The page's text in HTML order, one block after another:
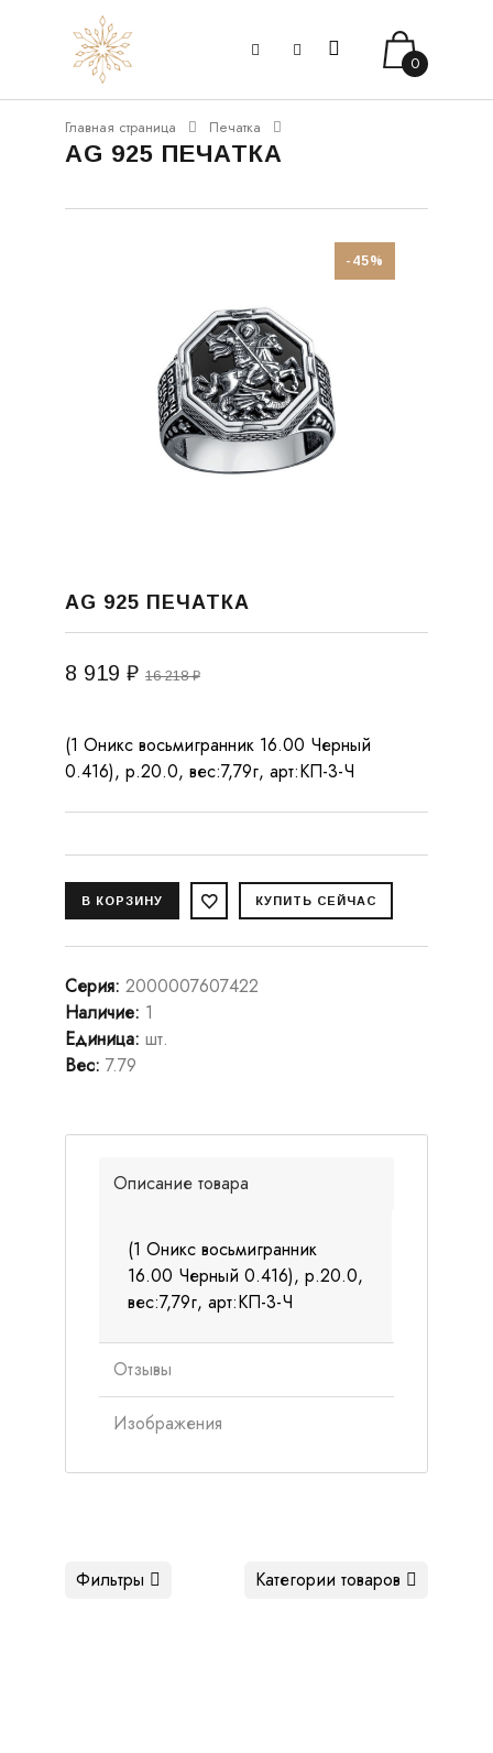
0
Главная страница Печатка
AG 925 ПЕЧАТКА
-45%
AG 925 ПЕЧАТКА
8 919 ₽ 16 218 ₽
(1 Оникс восьмигранник 16.00 Черный
0.416), р.20.0, вес:7,79г, арт:КП-3-Ч
Серия: 2000007607422
Наличие: 1
Единица: шт.
Вес: 7.79
Описание товара
(1 Оникс восьмигранник
16.00 Черный 0.416), р.20.0,
вес:7,79г, арт:КП-3-Ч
Отзывы
Изображения
Категории товаров
Фильтры